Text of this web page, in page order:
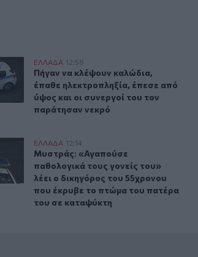
μέσα σε λίγες ημέρες
καλώδια, έπαθε ηλεκτροπληξία,
ΕΛΛAΔΑ 12:58
Πήγαν να κλέψουν καλώδια, έπαθε
Πήγαν να κλέψουν καλώδια,
έπαθε ηλεκτροπληξία, έπεσε από
ύψος και οι συνεργοί του τον
παράτησαν νεκρό
των παρεμβάσεων του ΠΑΣΕΒΙΠΕ
Βιομηχανία - Η σημασία των
παθολογικά τους γονείς του»
ΕΛΛAΔΑ 12:14
Μυστράς: «Αγαπούσε παθολογικά
Μυστράς: «Αγαπούσε
παθολογικά τους γονείς του»
λέει ο δικηγόρος του 55χρονου
που έκρυβε το πτώμα του πατέρα
του σε καταψύκτη